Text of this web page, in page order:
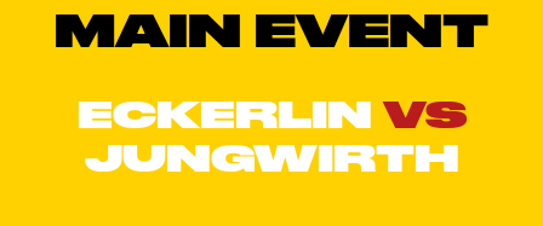
MAIN EVENT
ECKERLINVS
JUNGWIRTH